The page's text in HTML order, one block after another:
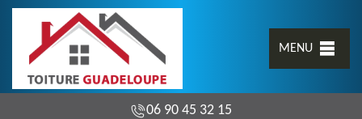
MENU
06 90 45 32 15